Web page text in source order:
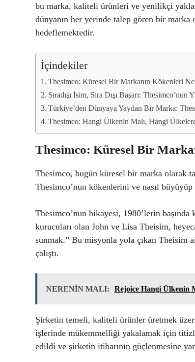
bu marka, kaliteli ürünleri ve yenilikçi
dünyanın her yerinde talep gören bir marka
hedeflemektedir.
İçindekiler
Thesimco: Küresel Bir Markanın Kökenleri
Sıradışı İsim, Sıra Dışı Başarı: Thesimco’nun
Türkiye’den Dünyaya Yayılan Bir Marka:
Thesimco: Hangi Ülkenin Malı, Hangi
Thesimco: Küresel Bir
Thesimco, bugün küresel bir marka olarak
Thesimco’nun kökenlerini ve nasıl
Thesimco’nun hikayesi, 1980’lerin
kurucuları olan John ve Lisa Theisim,
sunmak.” Bu misyonla yola çıkan Theisim
çalıştı.
NERENİN MALI: Rejoice Hangi Ülkenin
Şirketin temeli, kaliteli ürünler üretmek
işlerinde mükemmelliği yakalamak için
edildi ve şirketin itibarının güçlenmesine